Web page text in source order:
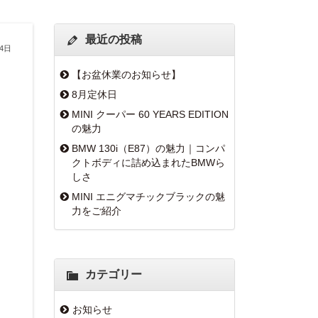
日
最近の投稿
【お盆休業のお知らせ】
8月定休日
MINI クーパー 60 YEARS EDITION
の魅力
BMW 130i（E87）の魅力｜コンパ
クトボディに詰め込まれたBMWら
しさ
MINI エニグマチックブラックの魅
力をご紹介
カテゴリー
お知らせ